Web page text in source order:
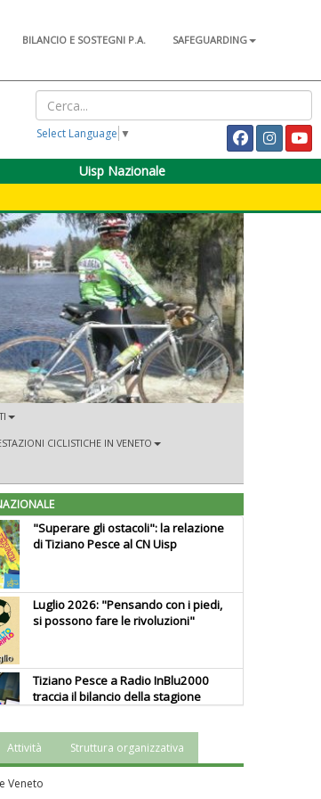
BILANCIO E SOSTEGNI P.A.
SAFEGUARDING
Select Language ▼
Uisp Nazionale
CICLISTICHE IN VENETO
"Superare gli ostacoli": la relazione
di Tiziano Pesce al CN Uisp
Luglio 2026: "Pensando con i piedi,
si possono fare le rivoluzioni"
Tiziano Pesce a Radio InBlu2000
traccia il bilancio della stagione
Ddl Lobby, Uisp: “Il Parlamento
Attività Struttura organizzativa
Veneto